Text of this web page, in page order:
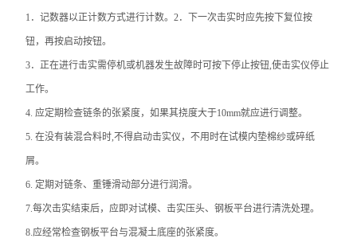
布氏旋转粘度计
沥青动力粘度试验器
沥青标准粘度计
沥青薄膜烘箱
查看全部 >>
1．记数器以正计数方式进行计数。2．下一次击实时应先按下复位按
钮，再按启动按钮。
3．正在进行击实需停机或机器发生故障时可按下停止按钮,使击实仪停止
工作。
4. 应定期检查链条的张紧度，如果其挠度大于10mm就应进行调整。
5. 在没有装混合料时,不得启动击实仪，不用时在试模内垫棉纱或碎纸
屑。
6. 定期对链条、重锤滑动部分进行润滑。
7.每次击实结束后，应即对试模、击实压头、钢板平台进行清洗处理。
8.应经常检查钢板平台与混凝土底座的张紧度。